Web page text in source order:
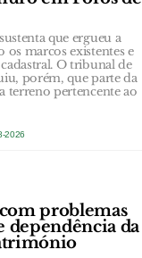
que ergueu a
os marcos existentes e
O tribunal de
porém, que parte da
terreno pertencente ao
2026
problemas
dependência da